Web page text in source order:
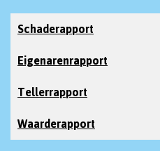
Schaderapport
Eigenarenrapport
Tellerrapport
Waarderapport